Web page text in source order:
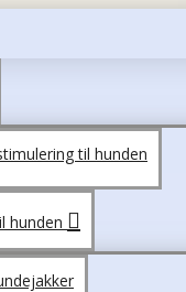
til hunden
hunden